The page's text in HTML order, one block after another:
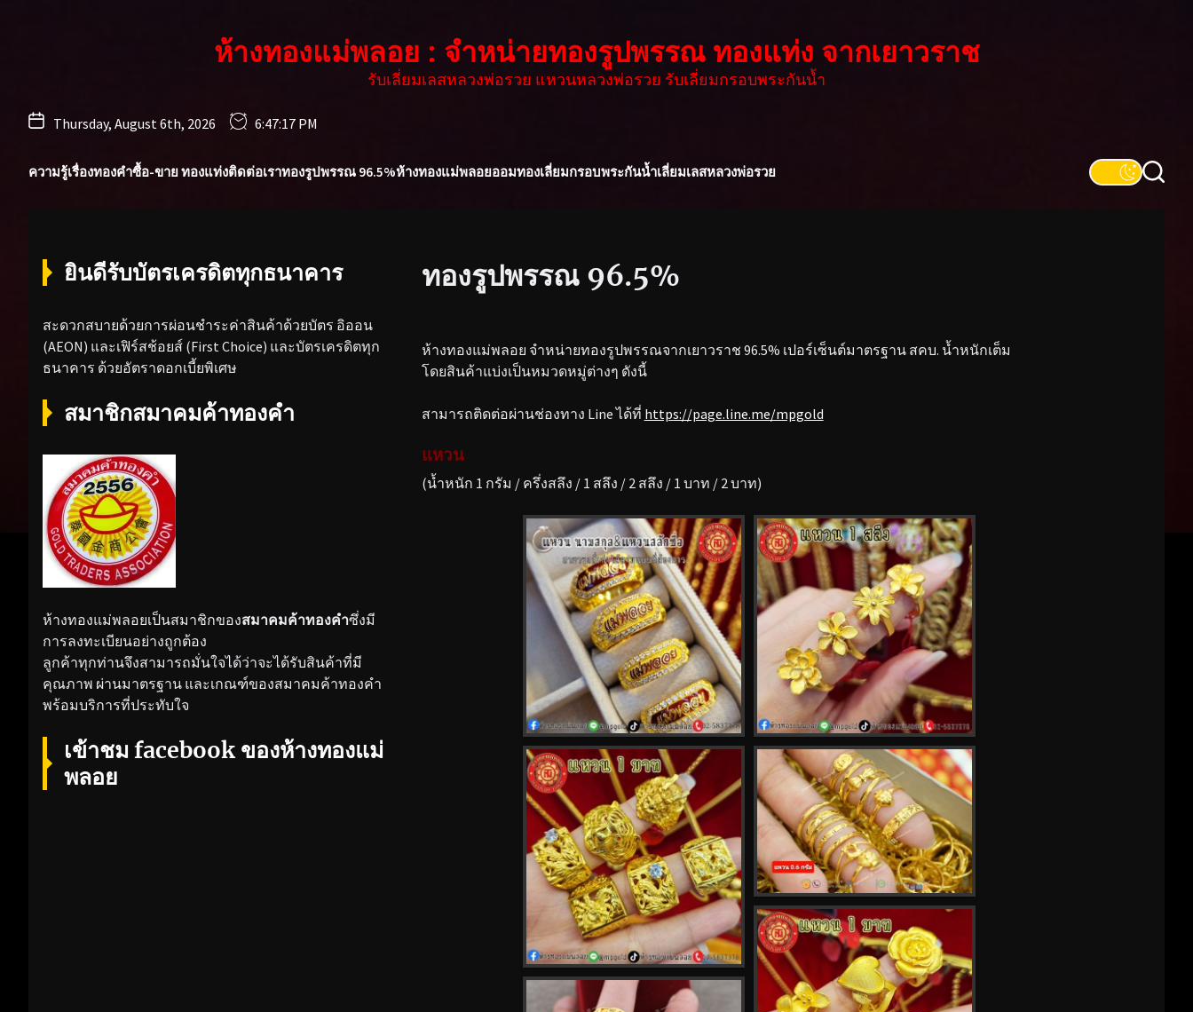
ห้างทองแม่พลอย : จำหน่ายทองรูปพรรณ ทองแท่ง จากเยาวราช
รับเลี่ยมเลสหลวงพ่อรวย แหวนหลวงพ่อรวย รับเลี่ยมกรอบพระกันน้ำ
Thursday, August 6th, 2026 6:47:19 PM
ความรู้เรื่องทองคำซื้อ-ขาย ทองแท่งติดต่อเราทองรูปพรรณ 96.5%ห้างทองแม่พลอยออมทองเลี่ยมกรอบพระกันน้ำเลี่ยมเลสหลวงพ่อรวย
ทองรูปพรรณ 96.5%
ห้างทองแม่พลอย จำหน่ายทองรูปพรรณจากเยาวราช 96.5% เปอร์เซ็นต์มาตรฐาน สคบ. น้ำหนักเต็ม
โดยสินค้าแบ่งเป็นหมวดหมู่ต่างๆ ดังนี้
สามารถติดต่อผ่านช่องทาง Line ได้ที่ https://page.line.me/mpgold
แหวน
(น้ำหนัก 1 กรัม / ครึ่งสลึง / 1 สลึง / 2 สลึง / 1 บาท / 2 บาท)
ยินดีรับบัตรเครดิตทุกธนาคาร
สะดวกสบายด้วยการผ่อนชำระค่าสินค้าด้วยบัตร อิออน
(AEON) และเฟิร์สช้อยส์ (First Choice) และบัตรเครดิตทุก
ธนาคาร ด้วยอัตราดอกเบี้ยพิเศษ
สมาชิกสมาคมค้าทองคำ
ห้างทองแม่พลอยเป็นสมาชิกของสมาคมค้าทองคำซึ่งมี
การลงทะเบียนอย่างถูกต้อง
ลูกค้าทุกท่านจึงสามารถมั่นใจได้ว่าจะได้รับสินค้าที่มี
คุณภาพ ผ่านมาตรฐาน และเกณฑ์ของสมาคมค้าทองคำ
พร้อมบริการที่ประทับใจ
เข้าชม facebook ของห้างทองแม่
พลอย